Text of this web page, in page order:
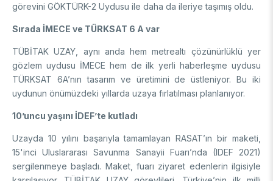
görevini GÖKTÜRK-2 Uydusu ile daha da ileriye taşımış oldu.
Sırada İMECE ve TÜRKSAT 6 A var
TÜBİTAK UZAY, aynı anda hem metrealtı çözünürlüklü yer
gözlem uydusu İMECE hem de ilk yerli haberleşme uydusu
TÜRKSAT 6A’nın tasarım ve üretimini de üstleniyor. Bu iki
uydunun önümüzdeki yıllarda uzaya fırlatılması planlanıyor.
10’uncu yaşını İDEF’te kutladı
Uzayda 10 yılını başarıyla tamamlayan RASAT’ın bir maketi,
15'inci Uluslararası Savunma Sanayii Fuarı’nda (IDEF 2021)
sergilenmeye başladı. Maket, fuarı ziyaret edenlerin ilgisiyle